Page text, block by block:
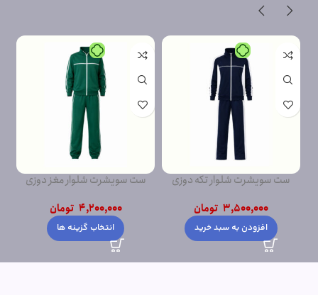
ست سویشرت شلوار تکه دوزی
3,500,000 تومان
افزودن به سبد خرید
ست سویشرت شلوار مغز دوزی
4,200,000 تومان
انتخاب گزینه ها